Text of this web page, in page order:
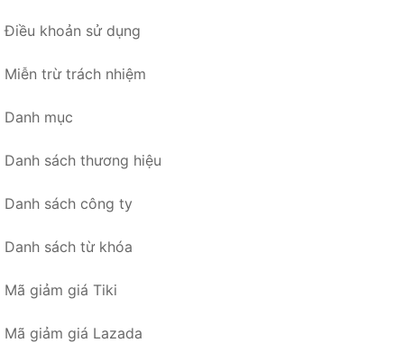
Điều khoản sử dụng
Miễn trừ trách nhiệm
Danh mục
Danh sách thương hiệu
Danh sách công ty
Danh sách từ khóa
Mã giảm giá Tiki
Mã giảm giá Lazada